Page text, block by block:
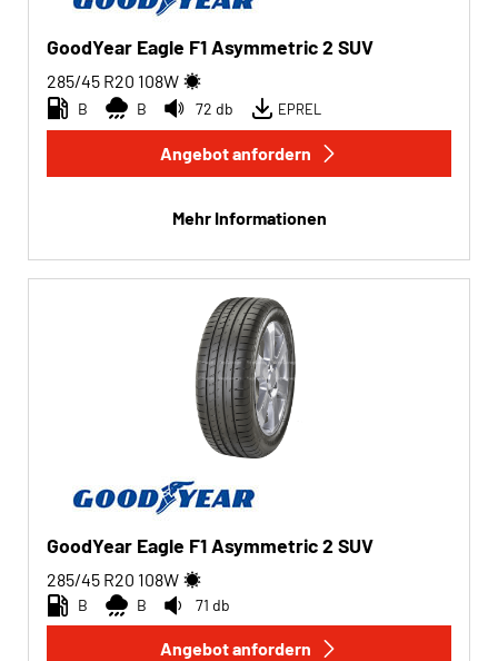
GoodYear Eagle F1 Asymmetric 2 SUV
285/45 R20 108W
B B 72 db EPREL
Angebot anfordern
Mehr Informationen
GoodYear Eagle F1 Asymmetric 2 SUV
285/45 R20 108W
B B 71 db
Angebot anfordern